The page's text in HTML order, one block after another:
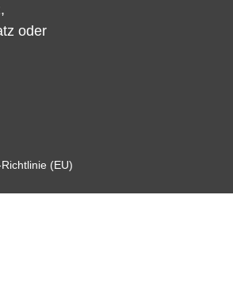
oder
(EU)